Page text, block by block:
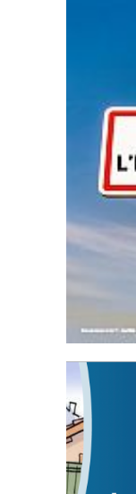
Statut
3 avril 2024
Mise à